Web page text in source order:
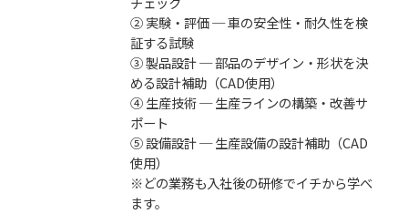
② 実験・評価 ─ 車の安全性・耐久性を検
証する試験
③ 製品設計 ─ 部品のデザイン・形状を決
める設計補助（CAD使用）
④ 生産技術 ─ 生産ラインの構築・改善サ
ポート
⑤ 設備設計 ─ 生産設備の設計補助（CAD
使用）
※どの業務も入社後の研修でイチから学べ
ます。